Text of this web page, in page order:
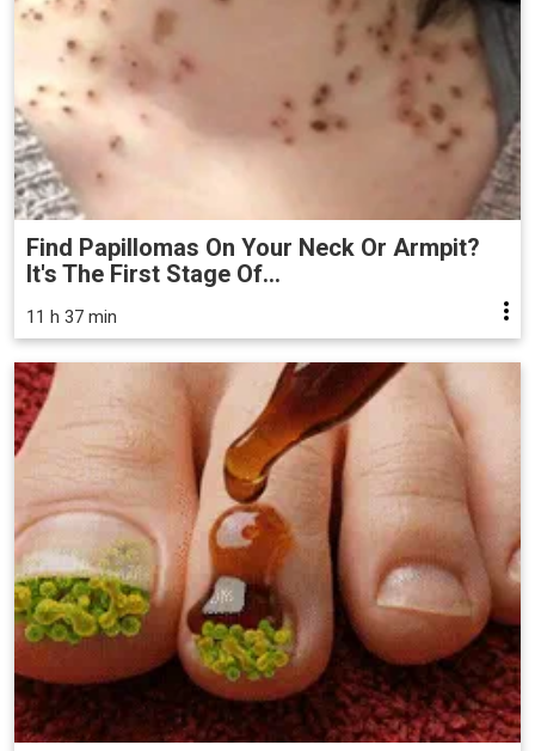
Find Papillomas On Your Neck Or Armpit?
It's The First Stage Of...
11 h 37 min